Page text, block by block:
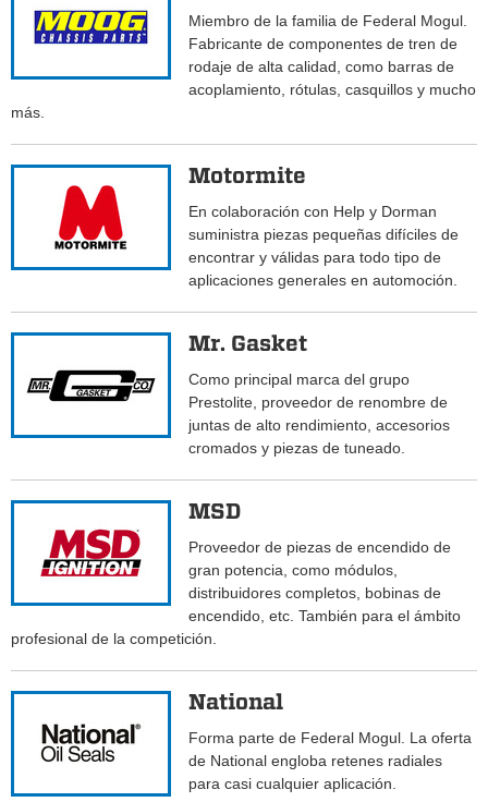
Miembro de la familia de Federal Mogul.
Fabricante de componentes de tren de
rodaje de alta calidad, como barras de
acoplamiento, rótulas, casquillos y mucho
más.
Motormite
En colaboración con Help y Dorman
suministra piezas pequeñas difíciles de
encontrar y válidas para todo tipo de
aplicaciones generales en automoción.
Mr. Gasket
Como principal marca del grupo
Prestolite, proveedor de renombre de
juntas de alto rendimiento, accesorios
cromados y piezas de tuneado.
MSD
Proveedor de piezas de encendido de
gran potencia, como módulos,
distribuidores completos, bobinas de
encendido, etc. También para el ámbito
profesional de la competición.
National
Forma parte de Federal Mogul. La oferta
de National engloba retenes radiales
para casi cualquier aplicación.